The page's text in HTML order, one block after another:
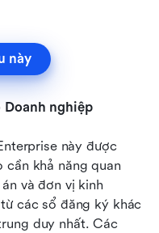
này
Doanh nghiệp
này được
khả năng quan
và đơn vị kinh
các sổ đăng ký khác
duy nhất. Các